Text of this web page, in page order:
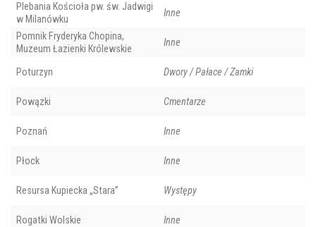
Plebania Kościoła pw. św. Jadwigi
w Milanówku
Inne
Pomnik Fryderyka Chopina,
Muzeum Łazienki Królewskie
Inne
Poturzyn Dwory / Pałace / Zamki
Powązki Cmentarze
Poznań Inne
Płock Inne
Resursa Kupiecka „Stara” Występy
Rogatki Wolskie Inne